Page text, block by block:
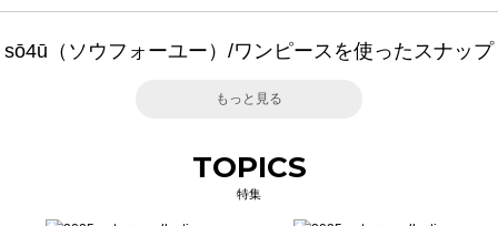
sō4ū（ソウフォーユー）/ワンピースを使ったスナップ
もっと見る
TOPICS
特集